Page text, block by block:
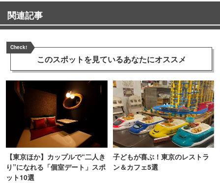
関連記事
Check!
このスポットを見ているあなたにオススメ
【東京ほか】カップルで“二人き
り”になれる「個室デート」スポ
ット10選
子どもが喜ぶ！東京のレストラ
ン＆カフェ5選